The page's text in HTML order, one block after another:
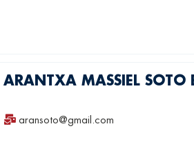
ARANTXA MASSIEL SOTO
aransoto@gmail.com